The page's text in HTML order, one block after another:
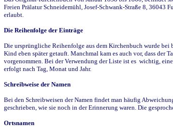
Freien Prälatur Schneidemühl, Josef-Schwank-Straße 8, 36043
erlaubt.
Die Reihenfolge der Einträge
Die ursprüngliche Reihenfolge aus dem Kirchenbuch wurde bei
Kind eben später getauft. Manchmal kam es auch vor, dass
vorgenommen. Bei der Verwendung der Liste ist es wichtig,
erfolgt nach Tag, Monat und Jahr.
Schreibweise der Namen
Bei den Schreibweisen der Namen findet man häufig
geschrieben, wie sie noch in der Erinnerung waren. Die
Ortsnamen